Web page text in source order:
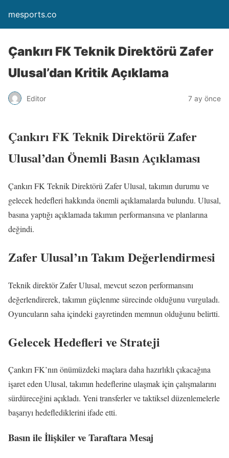
mesports.co
Çankırı FK Teknik Direktörü Zafer
Ulusal’dan Kritik Açıklama
Editor 7 ay önce
Çankırı FK Teknik Direktörü Zafer
Ulusal’dan Önemli Basın Açıklaması
Çankırı FK Teknik Direktörü Zafer Ulusal, takımın durumu ve
gelecek hedefleri hakkında önemli açıklamalarda bulundu. Ulusal,
basına yaptığı açıklamada takımın performansına ve planlarına
değindi.
Zafer Ulusal’ın Takım Değerlendirmesi
Teknik direktör Zafer Ulusal, mevcut sezon performansını
değerlendirerek, takımın güçlenme sürecinde olduğunu vurguladı.
Oyuncuların saha içindeki gayretinden memnun olduğunu belirtti.
Gelecek Hedefleri ve Strateji
Çankırı FK’nın önümüzdeki maçlara daha hazırlıklı çıkacağına
işaret eden Ulusal, takımın hedeflerine ulaşmak için çalışmalarını
sürdüreceğini açıkladı. Yeni transferler ve taktiksel düzenlemelerle
başarıyı hedeflediklerini ifade etti.
Basın ile İlişkiler ve Taraftara Mesaj